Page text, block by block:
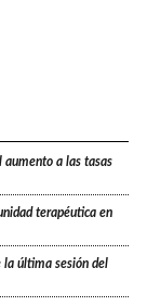
aumento a las tasas
terapéutica en
la última sesión del